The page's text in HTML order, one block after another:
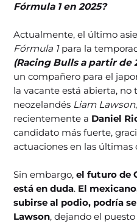
Fórmula 1 en 2025?
Actualmente, el último
Fórmula 1para la
(Racing Bulls a partir de
un compañero para el
la vacante está abierta, no
neozelandés Liam Lawson
recientemente a Daniel
candidato más fuerte,
actuaciones en las últimas
Sin embargo,el futuro de
está en duda. El
subirse al podio, podría
Lawson, dejando el puesto